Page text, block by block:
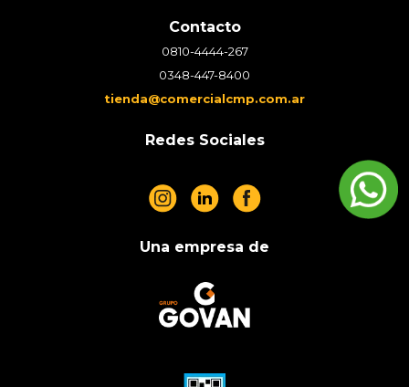
Contacto
0810-4444-267
0348-447-8400
tienda@comercialcmp.com.ar
Redes Sociales
Una empresa de